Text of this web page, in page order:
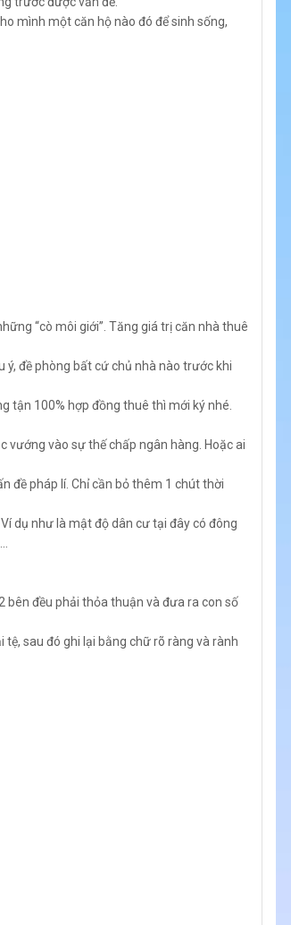
mình một căn hộ nào đó để sinh sống,
“cò môi giới”. Tăng giá trị căn nhà thuê
ý, đề phòng bất cứ chủ nhà nào trước khi
tận 100% hợp đồng thuê thì mới ký nhé.
vướng vào sự thế chấp ngân hàng. Hoặc ai
đề pháp lí. Chỉ cần bỏ thêm 1 chút thời
dụ như là mật độ dân cư tại đây có đông
bên đều phải thỏa thuận và đưa ra con số
sau đó ghi lại bằng chữ rõ ràng và rành